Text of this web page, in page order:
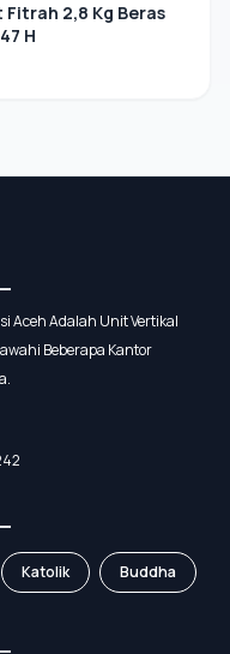
2,8 Kg Beras
H
Aceh Adalah Unit Vertikal
Beberapa Kantor
Katolik Buddha